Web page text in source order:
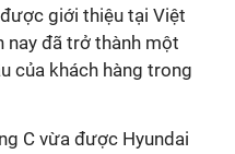
giới thiệu tại Việt
đã trở thành một
của khách hàng trong
C vừa được Hyundai